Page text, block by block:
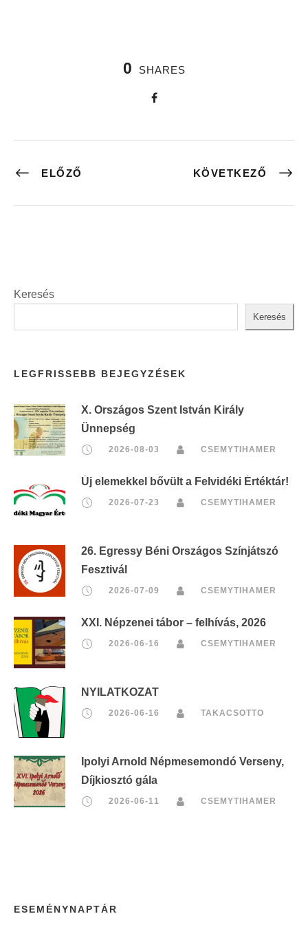
0 SHARES
ELŐZŐ KÖVETKEZŐ
Keresés
Keresés
LEGFRISSEBB BEJEGYZÉSEK
X. Országos Szent István Király
Ünnepség
2026-08-03 CSEMYTIHAMER
Új elemekkel bővült a Felvidéki Értéktár!
2026-07-23 CSEMYTIHAMER
26. Egressy Béni Országos Színjátszó
Fesztivál
2026-07-09 CSEMYTIHAMER
XXI. Népzenei tábor – felhívás, 2026
2026-06-16 CSEMYTIHAMER
NYILATKOZAT
2026-06-16 TAKACSOTTO
Ipolyi Arnold Népmesemondó Verseny,
Díjkiosztó gála
2026-06-11 CSEMYTIHAMER
ESEMÉNYNAPTÁR